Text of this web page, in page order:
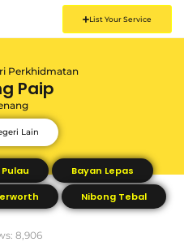
List Your Service
Perkhidmatan
Paip
Lain
Bayan Lepas
Nibong Tebal
8,906